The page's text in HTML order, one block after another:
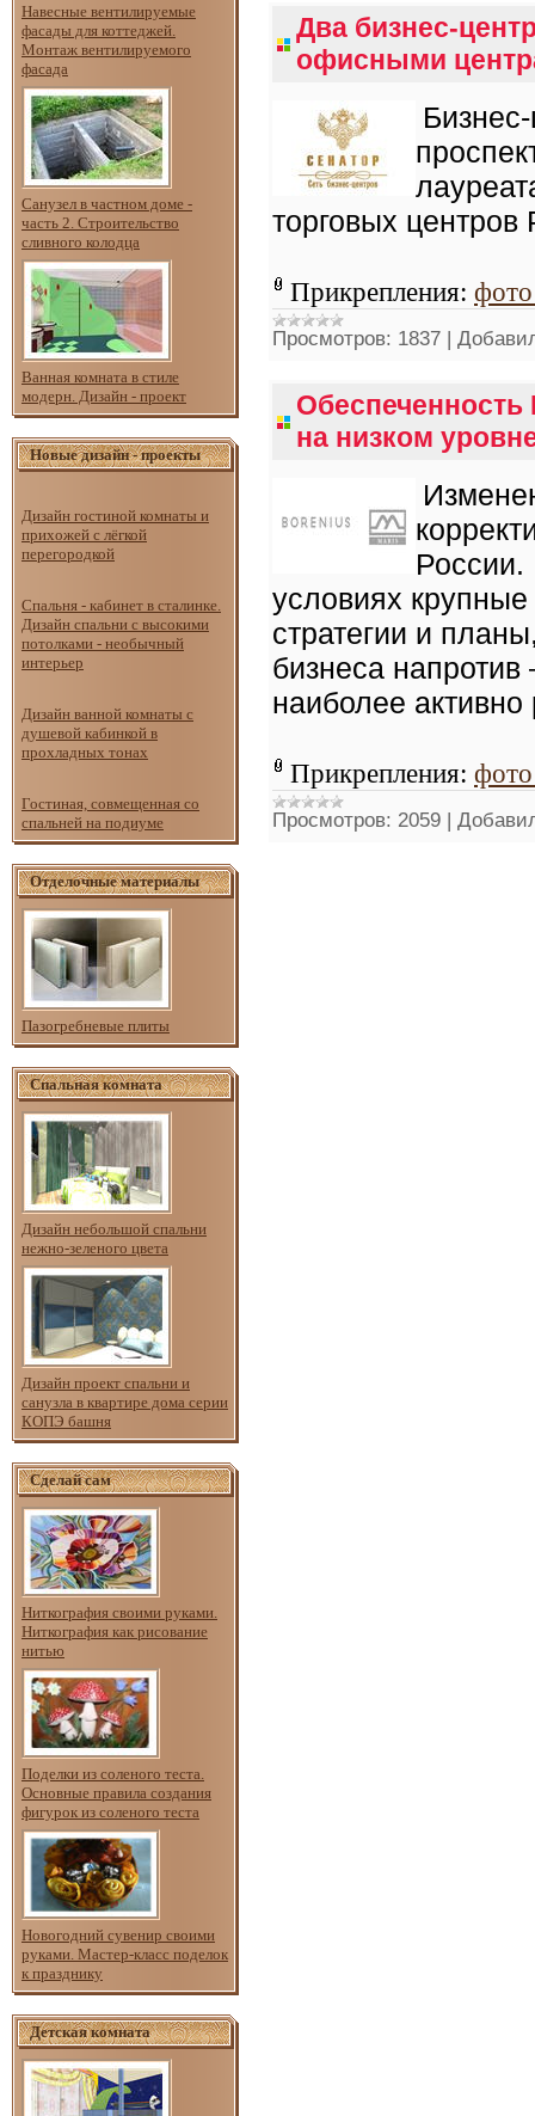
Навесные вентилируемые
фасады для коттеджей.
Монтаж вентилируемого
фасада
Санузел в частном доме -
часть 2. Строительство
сливного колодца
Ванная комната в стиле
модерн. Дизайн - проект
Новые дизайн - проекты
Дизайн гостиной комнаты и
прихожей с лёгкой
перегородкой
Спальня - кабинет в сталинке.
Дизайн спальни с высокими
потолками - необычный
интерьер
Дизайн ванной комнаты с
душевой кабинкой в
прохладных тонах
Гостиная, совмещенная со
спальней на подиуме
Отделочные материалы
Пазогребневые плиты
Спальная комната
Дизайн небольшой спальни
нежно-зеленого цвета
Дизайн проект спальни и
санузла в квартире дома серии
КОПЭ башня
Сделай сам
Ниткография своими руками.
Ниткография как рисование
нитью
Поделки из соленого теста.
Основные правила создания
фигурок из соленого теста
Новогодний сувенир своими
руками. Мастер-класс поделок
к празднику
Детская комната
Два бизнес-
офисными
торговых
Прикрепления:
Просмотров: 1837 |
на низком
России.
условиях
стратегии и
бизнеса
наиболее
Прикрепления:
Просмотров: 2059 |